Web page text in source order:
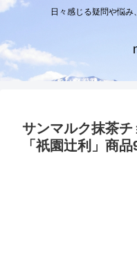
日々感じる疑問や悩
サンマルク抹茶
「祇園辻利」商